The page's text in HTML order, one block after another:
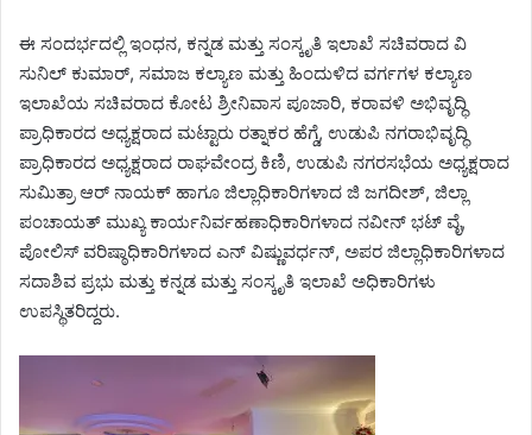
ಈ ಸಂದರ್ಭದಲ್ಲಿ ಇಂಧನ, ಕನ್ನಡ ಮತ್ತು ಸಂಸ್ಕೃತಿ ಇಲಾಖೆ ಸಚಿವರಾದ ವಿ
ಸುನಿಲ್ ಕುಮಾರ್, ಸಮಾಜ ಕಲ್ಯಾಣ ಮತ್ತು ಹಿಂದುಳಿದ ವರ್ಗಗಳ ಕಲ್ಯಾಣ
ಇಲಾಖೆಯ ಸಚಿವರಾದ ಕೋಟ ಶ್ರೀನಿವಾಸ ಪೂಜಾರಿ, ಕರಾವಳಿ ಅಭಿವೃದ್ಧಿ
ಪ್ರಾಧಿಕಾರದ ಅಧ್ಯಕ್ಷರಾದ ಮಟ್ಟಾರು ರತ್ನಾಕರ ಹೆಗ್ಡೆ, ಉಡುಪಿ ನಗರಾಭಿವೃದ್ಧಿ
ಪ್ರಾಧಿಕಾರದ ಅಧ್ಯಕ್ಷರಾದ ರಾಘವೇಂದ್ರ ಕಿಣಿ, ಉಡುಪಿ ನಗರಸಭೆಯ ಅಧ್ಯಕ್ಷರಾದ
ಸುಮಿತ್ರಾ ಆರ್ ನಾಯಕ್ ಹಾಗೂ ಜಿಲ್ಲಾಧಿಕಾರಿಗಳಾದ ಜಿ ಜಗದೀಶ್, ಜಿಲ್ಲಾ
ಪಂಚಾಯತ್ ಮುಖ್ಯ ಕಾರ್ಯನಿರ್ವಹಣಾಧಿಕಾರಿಗಳಾದ ನವೀನ್ ಭಟ್ ವೈ,
ಪೋಲಿಸ್ ವರಿಷ್ಠಾಧಿಕಾರಿಗಳಾದ ಎನ್ ವಿಷ್ಣುವರ್ಧನ್, ಅಪರ ಜಿಲ್ಲಾಧಿಕಾರಿಗಳಾದ
ಸದಾಶಿವ ಪ್ರಭು ಮತ್ತು ಕನ್ನಡ ಮತ್ತು ಸಂಸ್ಕೃತಿ ಇಲಾಖೆ ಅಧಿಕಾರಿಗಳು
ಉಪಸ್ಥಿತರಿದ್ದರು.